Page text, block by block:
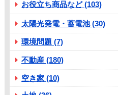
お役立ち商品など (103)
太陽光発電・蓄電池 (30)
環境問題 (7)
不動産 (180)
空き家 (10)